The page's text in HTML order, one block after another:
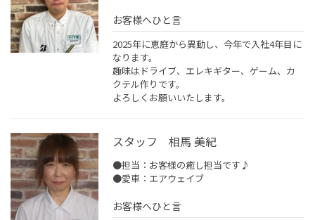
お客様へひと言
2025年に恵庭から異動し、今年で入社4年目に
なります。
趣味はドライブ、エレキギター、ゲーム、カ
クテル作りです。
よろしくお願いいたします。
スタッフ 相馬 美紀
●担当：お客様の癒し担当です♪
●愛車：エアウェイブ
お客様へひと言